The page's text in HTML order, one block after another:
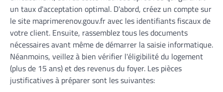
un taux d'acceptation optimal. D'abord, créez un compte sur
le site maprimerenov.gouv.fr avec les identifiants fiscaux de
votre client. Ensuite, rassemblez tous les documents
nécessaires avant même de démarrer la saisie informatique.
Néanmoins, veillez à bien vérifier l'éligibilité du logement
(plus de 15 ans) et des revenus du foyer. Les pièces
justificatives à préparer sont les suivantes: